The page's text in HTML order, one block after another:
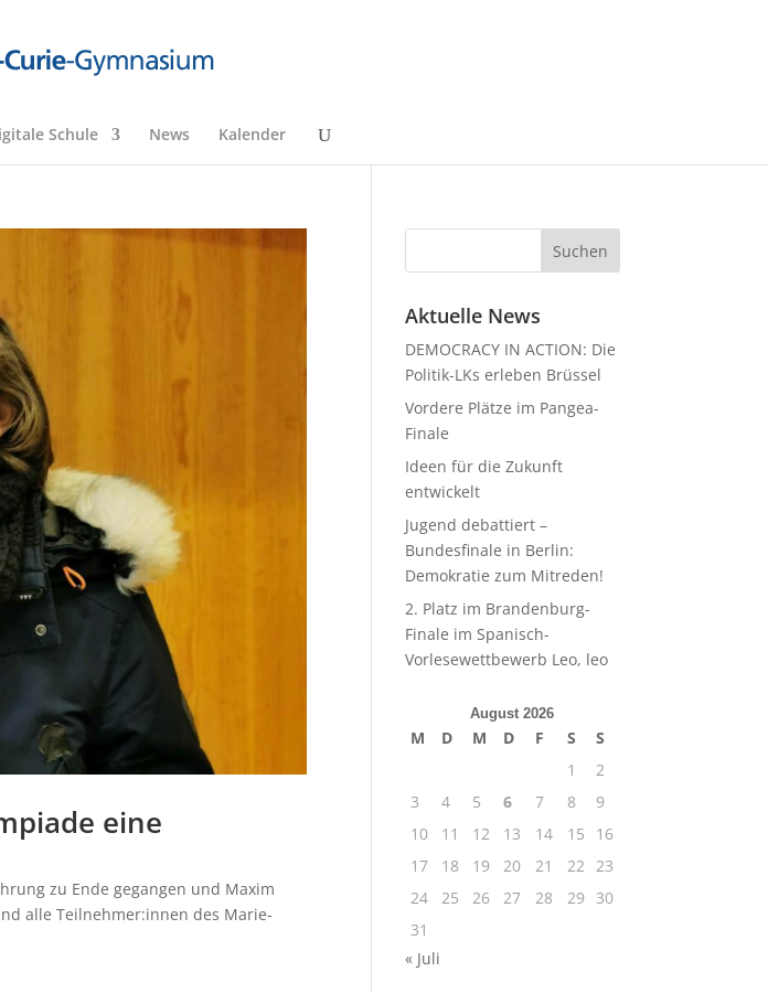
Schule News Kalender
eine
zu Ende gegangen und Maxim
alle Teilnehmer:innen des Marie-
Aktuelle News
DEMOCRACY IN ACTION: Die
Politik-LKs erleben Brüssel
Vordere Plätze im Pangea-
Finale
Ideen für die Zukunft
entwickelt
Jugend debattiert –
Bundesfinale in Berlin:
Demokratie zum Mitreden!
2. Platz im Brandenburg-
Finale im Spanisch-
Vorlesewettbewerb Leo, leo
August 2026
M D M D F S
S
1
2
3
4 5 6 7 8
9
10
11 12 13 14 15
16
17
18 19 20 21 22 23
24
25 26 27 28 29
30
31
« Juli